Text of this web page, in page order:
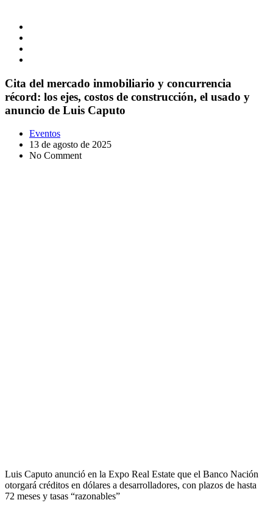
Cita del mercado inmobiliario y concurrencia
récord: los ejes, costos de construcción, el usado y
anuncio de Luis Caputo
Eventos
13 de agosto de 2025
No Comment
Luis Caputo anunció en la Expo Real Estate que el Banco Nación
otorgará créditos en dólares a desarrolladores, con plazos de hasta
72 meses y tasas “razonables”